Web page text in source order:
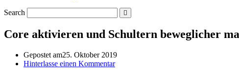
Search
Core aktivieren und Schultern beweglicher
Gepostet am25. Oktober 2019
Hinterlasse einen Kommentar